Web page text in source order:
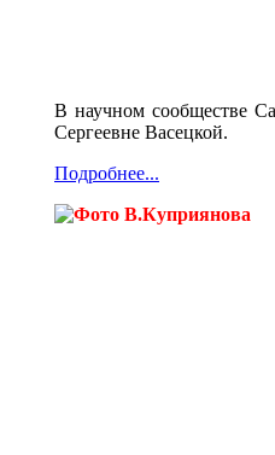
В научном сообществе
Сергеевне Васецкой.
Подробнее...